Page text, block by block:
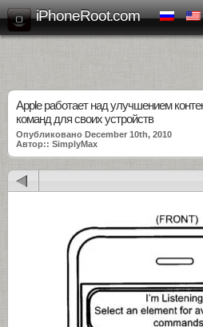
iPhoneRoot.com
Apple работает над улучшением
команд для своих устройств
Опубликовано December 10th, 2010
Автор:: SimplyMax